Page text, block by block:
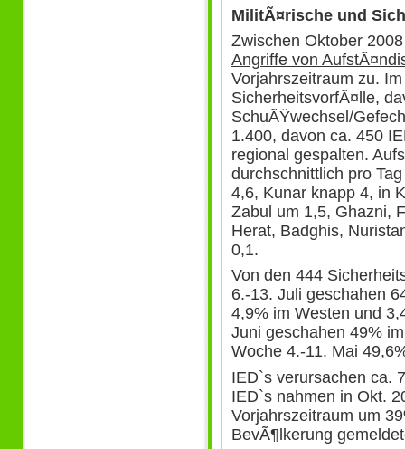
MilitÃ¤rische und
Zwischen Oktober
Angriffe von
Vorjahrszeitraum zu.
SicherheitsvorfÃ¤lle,
SchuÃŸwechsel/
1.400, davon ca. 450
regional gespalten.
durchschnittlich pro
4,6, Kunar knapp 4, in
Zabul um 1,5, Ghazni,
Herat, Badghis,
0,1.
Von den 444
6.-13. Juli geschahen
4,9% im Westen und
Juni geschahen 49%
Woche 4.-11. Mai
IED`s verursachen ca.
IED`s nahmen in Okt.
Vorjahrszeitraum um
BevÃ¶lkerung